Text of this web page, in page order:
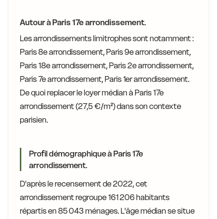
Autour à Paris 17e arrondissement.
Les arrondissements limitrophes sont notamment :
Paris 8e arrondissement, Paris 9e arrondissement,
Paris 18e arrondissement, Paris 2e arrondissement,
Paris 7e arrondissement, Paris 1er arrondissement.
De quoi replacer le loyer médian à Paris 17e
arrondissement (27,5 €/m²) dans son contexte
parisien.
Profil démographique à Paris 17e
arrondissement.
D'après le recensement de 2022, cet
arrondissement regroupe 161 206 habitants
répartis en 85 043 ménages. L'âge médian se situe